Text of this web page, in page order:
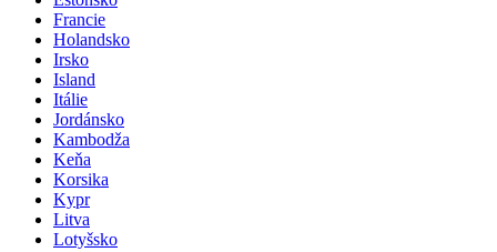
Francie
Holandsko
Irsko
Island
Itálie
Jordánsko
Kambodža
Keňa
Korsika
Kypr
Litva
Lotyšsko